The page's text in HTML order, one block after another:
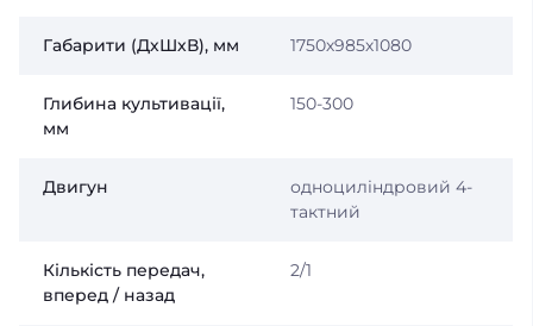
Габарити (ДхШхВ), мм 1750х985х1080
Глибина культивації,
мм
150-300
Двигун
одноциліндровий 4-
тактний
Кількість передач,
вперед / назад
2/1